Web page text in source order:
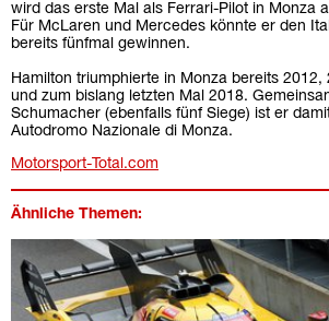
wird das erste Mal als Ferrari-Pilot in Monza
Für McLaren und Mercedes könnte er den
bereits fünfmal gewinnen.
Hamilton triumphierte in Monza bereits 2012,
und zum bislang letzten Mal 2018.
Schumacher (ebenfalls fünf Siege) ist er
Autodromo Nazionale di Monza.
Motorsport-Total.com
Ähnliche Themen: